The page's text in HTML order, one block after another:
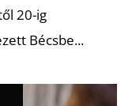
20-ig
Bécsbe...